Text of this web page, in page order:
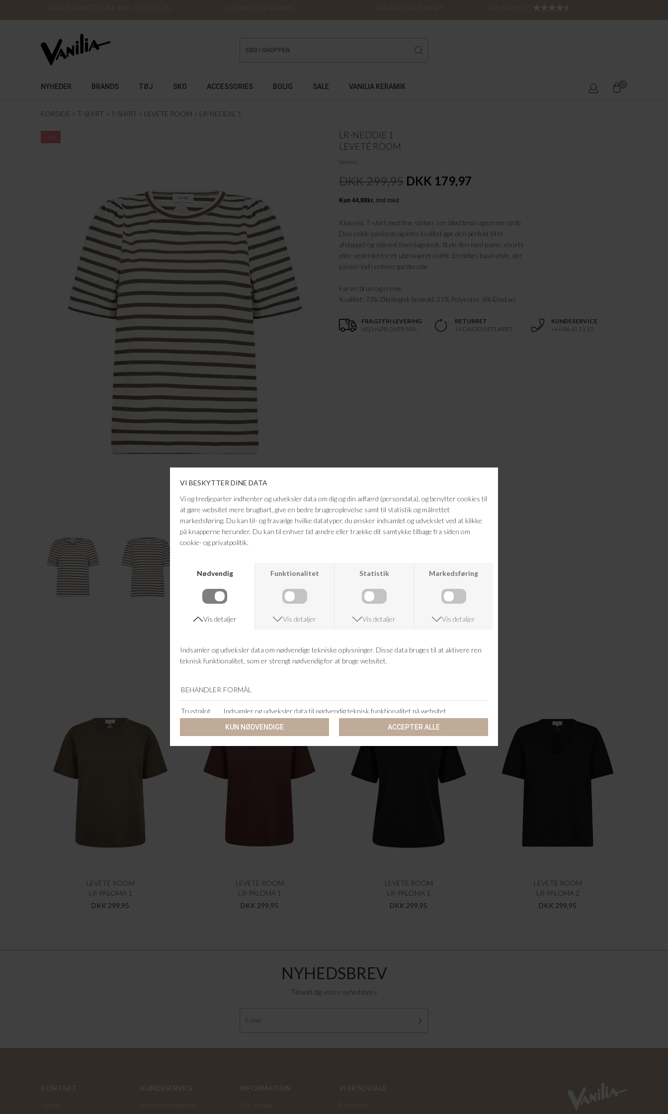
GRATIS FRAGT OVER 499,- / ELLERS 35,- 1-2 DAGES LEVERING 14 DAGES RETURRET
NYHEDER BRANDS TØJ SKO ACCESSORIES BOLIG SALE VANILIA KERAMIK 0
FORSIDE T-SHIRT T-SHIRT LEVETÉ ROOM LR-NEDDIE 1
-40%
LR-NEDDIE 1
LEVETÉ ROOM
Varenr.
DKK 299,95 DKK 179,97
Klassisk T-shirt med fine striber i en blød brun og creme strib
Den enkle pasform og lette kvalitet gør den perfekt til et
afslappet og stilrent hverdagslook. Style den med jeans, shorts
eller nederdel for et ubesværet outfit. En tidløs basisstyle, der
passer ind i enhver garderobe.
Farve: brun og creme
Kvalitet: 73% Økologisk bomuld, 21% Polyester, 6% Elastan
FRAGTFRI LEVERING
VED KØB OVER 500,-
RETURRET
14 DAGES RETURRET
KUNDESERVICE
+46 86 60 21 22
ANDRE KØBTE OGSÅ
LEVETÉ ROOM
LR-PALOMA 1
DKK 299,95
LEVETÉ ROOM
LR-PALOMA 1
DKK 299,95
LEVETÉ ROOM
LR-PALOMA 1
DKK 299,95
LEVETÉ ROOM
LR-PALOMA 2
DKK 299,95
NYHEDSBREV
Tilmeld dig vores nyhedsbrev
KONTAKT
KUNDESERVICE
INFORMATION
VI ER SOCIALE